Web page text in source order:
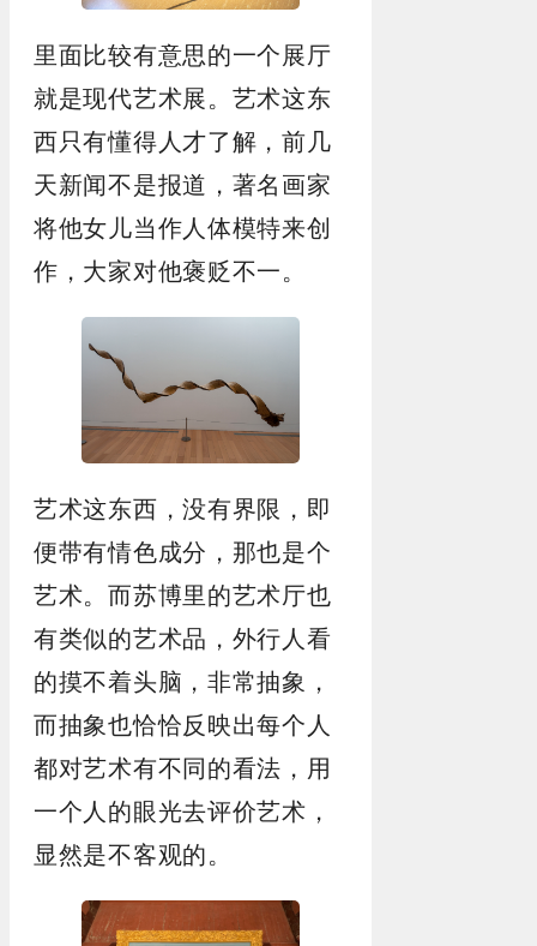
里面比较有意思的一个展厅
就是现代艺术展。艺术这东
西只有懂得人才了解，前几
天新闻不是报道，著名画家
将他女儿当作人体模特来创
作，大家对他褒贬不一。
艺术这东西，没有界限，即
便带有情色成分，那也是个
艺术。而苏博里的艺术厅也
有类似的艺术品，外行人看
的摸不着头脑，非常抽象，
而抽象也恰恰反映出每个人
都对艺术有不同的看法，用
一个人的眼光去评价艺术，
显然是不客观的。